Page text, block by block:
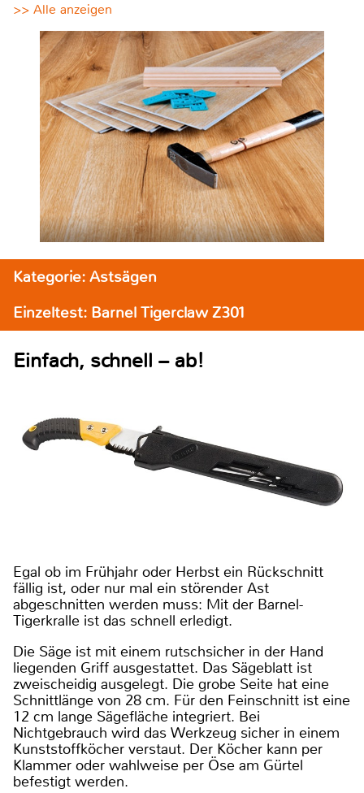
>> Alle anzeigen
Kategorie: Astsägen
Einzeltest: Barnel Tigerclaw Z301
Einfach, schnell – ab!
Egal ob im Frühjahr oder Herbst ein Rückschnitt
fällig ist, oder nur mal ein störender Ast
abgeschnitten werden muss: Mit der Barnel-
Tigerkralle ist das schnell erledigt.
Die Säge ist mit einem rutschsicher in der Hand
liegenden Griff ausgestattet. Das Sägeblatt ist
zweischeidig ausgelegt. Die grobe Seite hat eine
Schnittlänge von 28 cm. Für den Feinschnitt ist eine
12 cm lange Sägefläche integriert. Bei
Nichtgebrauch wird das Werkzeug sicher in einem
Kunststoffköcher verstaut. Der Köcher kann per
Klammer oder wahlweise per Öse am Gürtel
befestigt werden.